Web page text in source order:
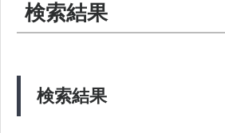
検索結果
検索結果